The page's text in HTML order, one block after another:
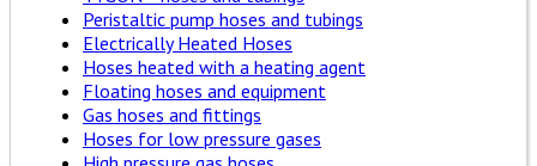
Peristaltic pump hoses and tubings
Electrically Heated Hoses
Hoses heated with a heating agent
Floating hoses and equipment
Gas hoses and fittings
Hoses for low pressure gases